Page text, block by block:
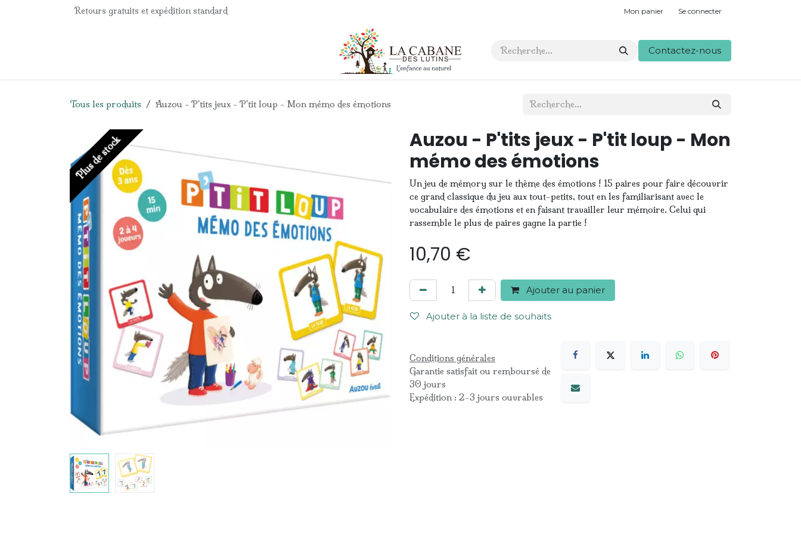
Se rendre au contenuRetours gratuits et expédition standard Mon panier Se connecter
Contact Contactez-nous
Tous les produits Auzou - P'tits jeux - P'tit loup - Mon mémo des émotions
Plus de stock
Auzou - P'tits jeux - P'tit loup - Mon
mémo des émotions
Un jeu de mémory sur le thème des émotions ! 15 paires pour faire découvrir
ce grand classique du jeu aux tout-petits, tout en les familiarisant avec le
vocabulaire des émotions et en faisant travailler leur mémoire. Celui qui
rassemble le plus de paires gagne la partie !
10,70 €
Ajouter au panier
Ajouter à la liste de souhaits
Conditions générales
Garantie satisfait ou remboursé de
30 jours
Expédition : 2-3 jours ouvrables